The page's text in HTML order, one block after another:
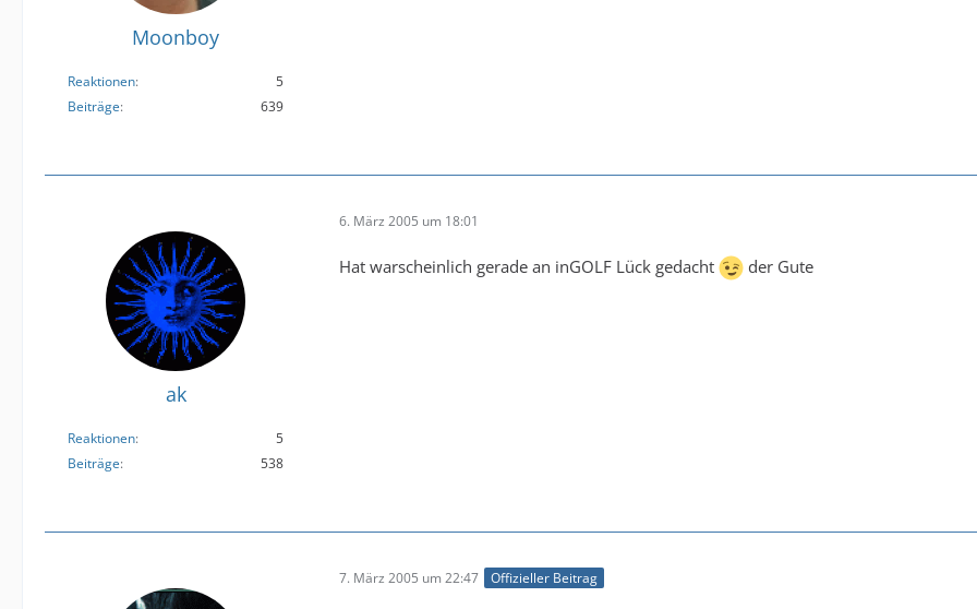
Moonboy
Reaktionen
5
Beiträge
639
ak
Reaktionen
5
Beiträge
538
6. März 2005 um 18:01
Hat warscheinlich gerade an inGOLF Lück gedacht der Gute
7. März 2005 um 22:47 Offizieller Beitrag